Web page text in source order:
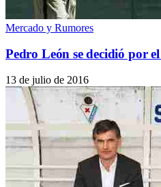
Mercado y Rumores
Pedro León se decidió por
13 de julio de 2016